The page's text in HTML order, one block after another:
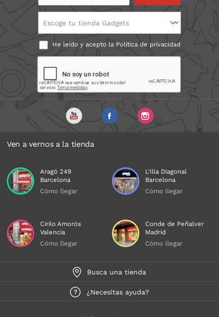
Escoge tu tienda Gadgets
He leído y acepto laPolítica de privacidad
Ven a vernos a la tienda
Aragó 249
Barcelona
Cómo llegar
L'Illa Diagonal
Barcelona
Cómo llegar
Cirilo Amorós
Valencia
Cómo llegar
Conde de Peñalver
Madrid
Cómo llegar
Busca una tienda
¿Necesitas ayuda?